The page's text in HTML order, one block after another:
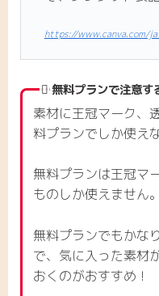
https://www.canva.com/
無料プランで注意す
素材に王冠マーク、
料プランでしか使え
無料プランは王冠マ
ものしか使えません。
無料プランでもかな
で、気に入った素材
おくのがおすすめ！